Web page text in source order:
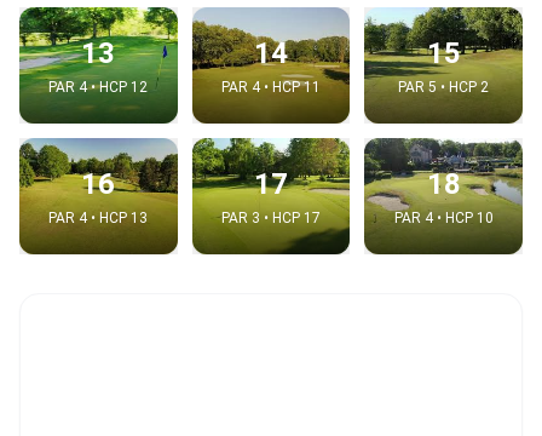
13
PAR 4 • HCP 12
14
PAR 4 • HCP 11
15
PAR 5 • HCP 2
16
PAR 4 • HCP 13
17
PAR 3 • HCP 17
18
PAR 4 • HCP 10